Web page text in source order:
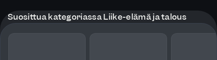
Suosittua kategoriassa Liike-elämä ja talous